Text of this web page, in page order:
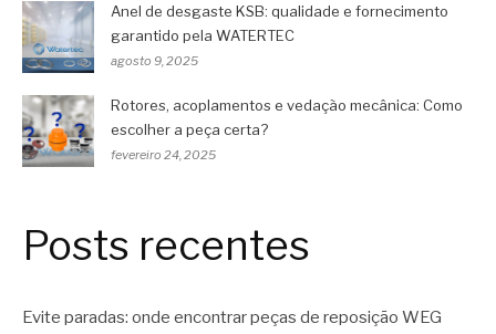
Anel de desgaste KSB: qualidade e fornecimento
garantido pela WATERTEC
agosto 9, 2025
Rotores, acoplamentos e vedação mecânica: Como
escolher a peça certa?
fevereiro 24, 2025
Posts recentes
Evite paradas: onde encontrar peças de reposição WEG